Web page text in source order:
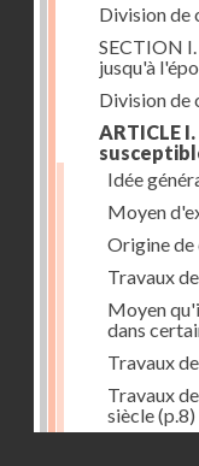
Division de
SECTION
jusqu'à
Division de
ARTICLE
Idée
Moyen
Origine
Travaux
Moyen
dans
Travaux
Travaux
siècle(p.8)